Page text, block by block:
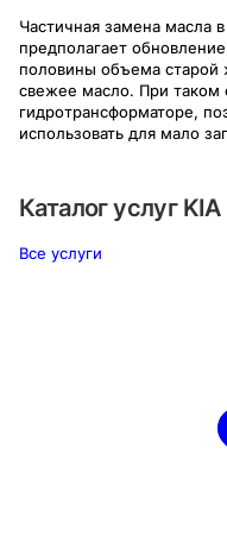
Частичная замена масла
предполагает
половины объема старой
свежее масло. При таком
гидротрансформаторе,
использовать для мало
Каталог услуг KIA
Все услуги